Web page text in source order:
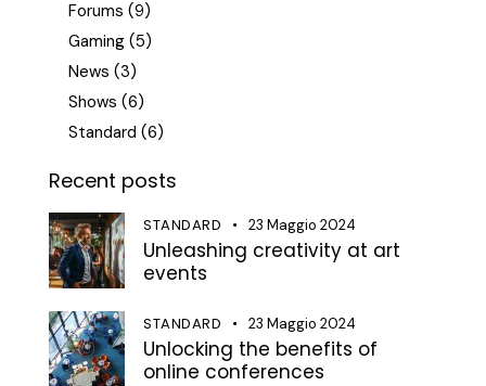
Forums (9)
Gaming (5)
News (3)
Shows (6)
Standard (6)
Recent posts
STANDARD 23 Maggio 2024
Unleashing creativity at art
events
STANDARD 23 Maggio 2024
Unlocking the benefits of
online conferences